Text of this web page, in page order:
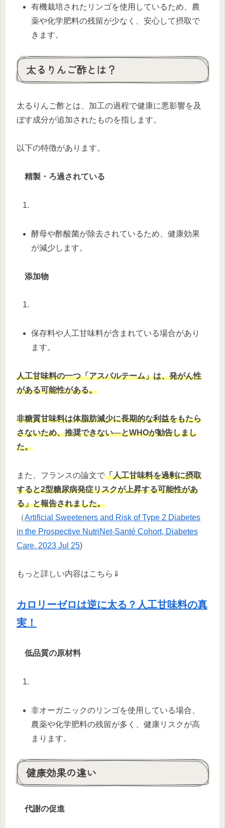
有機栽培されたリンゴを使用しているため、農
薬や化学肥料の残留が少なく、安心して摂取で
きます。
太るりんご酢とは？
太るりんご酢とは、加工の過程で健康に悪影響を及
ぼす成分が追加されたものを指します。
以下の特徴があります。
精製・ろ過されている
酵母や酢酸菌が除去されているため、健康効果
が減少します。
添加物
保存料や人工甘味料が含まれている場合があり
ます。
人工甘味料の一つ「アスパルテーム」は、発がん性
がある可能性がある。
非糖質甘味料は体脂肪減少に長期的な利益をもたら
さないため、推奨できない―とWHOが勧告しまし
た。
また、フランスの論文で「人工甘味料を過剰に摂取
すると2型糖尿病発症リスクが上昇する可能性があ
る」と報告されました。
（Artificial Sweeteners and Risk of Type 2 Diabetes
in the Prospective NutriNet-Santé Cohort, Diabetes
Care. 2023 Jul 25)
もっと詳しい内容はこちら⇓
カロリーゼロは逆に太る？人工甘味料の真
実！
低品質の原材料
非オーガニックのリンゴを使用している場合、
農薬や化学肥料の残留が多く、健康リスクが高
まります。
健康効果の違い
代謝の促進